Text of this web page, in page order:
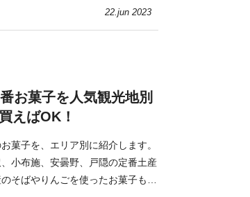
22.jun 2023
お菓子を人気観光地別
えばOK！
菓子を、エリア別に紹介します。
小布施、安曇野、戸隠の定番土産
そばやりんごを使ったお菓子もあ